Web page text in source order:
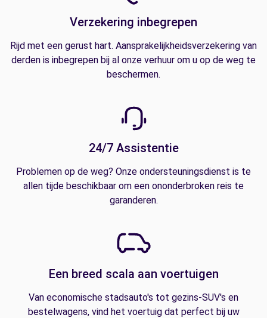
Verzekering inbegrepen
Rijd met een gerust hart. Aansprakelijkheidsverzekering van
derden is inbegrepen bij al onze verhuur om u op de weg te
beschermen.
24/7 Assistentie
Problemen op de weg? Onze ondersteuningsdienst is te
allen tijde beschikbaar om een ononderbroken reis te
garanderen.
Een breed scala aan voertuigen
Van economische stadsauto's tot gezins-SUV's en
bestelwagens, vind het voertuig dat perfect bij uw